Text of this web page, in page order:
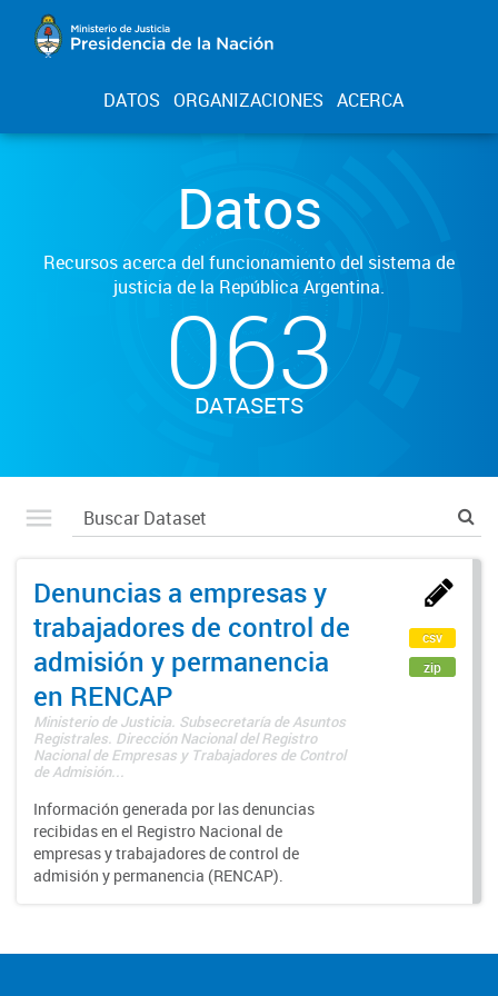
DATOS ORGANIZACIONES ACERCA
Datos
Recursos acerca del funcionamiento del sistema de
justicia de la República Argentina.
063
DATASETS
Denuncias a empresas y
trabajadores de control de
admisión y permanencia
en RENCAP
Ministerio de Justicia. Subsecretaría de Asuntos
Registrales. Dirección Nacional del Registro
Nacional de Empresas y Trabajadores de Control
de Admisión...
Información generada por las denuncias
recibidas en el Registro Nacional de
empresas y trabajadores de control de
admisión y permanencia (RENCAP).
csv
zip